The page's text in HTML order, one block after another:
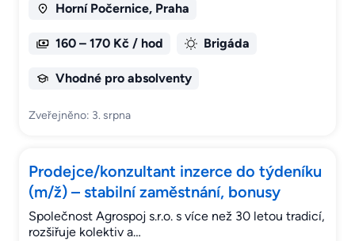
Horní Počernice, Praha
160 – 170 Kč / hod Brigáda
Vhodné pro absolventy
Zveřejněno: 3. srpna
Prodejce/konzultant inzerce do týdeníku
(m/ž) – stabilní zaměstnání, bonusy
Společnost Agrospoj s.r.o. s více než 30 letou tradicí,
rozšiřuje kolektiv a…